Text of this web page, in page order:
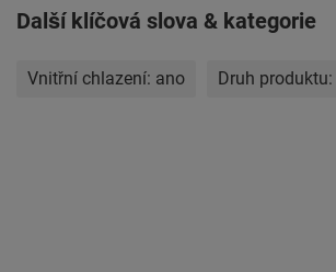
Další klíčová slova & kategorie
Vnitřní chlazení: ano Druh produktu: